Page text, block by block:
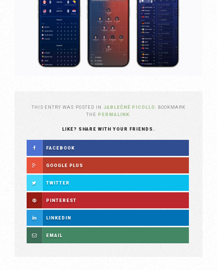
THIS ENTRY WAS POSTED IN JABLEČNÉ PICOLLO . BOOKMARK
THE PERMALINK
LIKE? SHARE WITH YOUR FRIENDS.
FACEBOOK
GOOGLE PLUS
TWITTER
PINTEREST
LINKEDIN
EMAIL